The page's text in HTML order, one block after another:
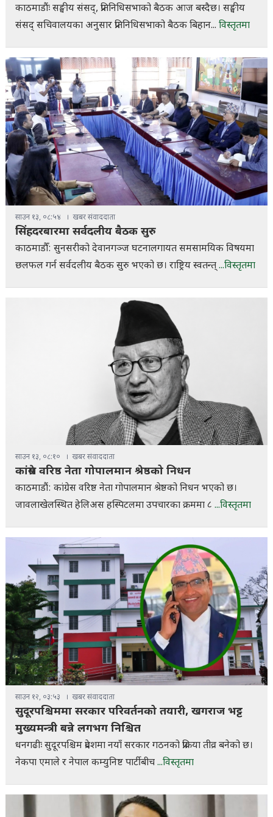
काठमाडौंः सङ्घीय संसद्, प्रतिनिधिसभाको बैठक आज बस्दैछ। सङ्घीय
संसद् सचिवालयका अनुसार प्रतिनिधिसभाको बैठक बिहान... विस्तृतमा
साउन १३, ०८:५४ खबर संवाददाता
सिंहदरबारमा सर्वदलीय बैठक सुरु
काठमाडौँ: सुनसरीको देवानगञ्ज घटनालगायत समसामयिक विषयमा
छलफल गर्न सर्वदलीय बैठक सुरु भएको छ। राष्ट्रिय स्वतन्त्...विस्तृतमा
साउन १३, ०८:१० खबर संवाददाता
कांग्रेस वरिष्ठ नेता गोपालमान श्रेष्ठको निधन
काठमाडौं: कांग्रेस वरिष्ठ नेता गोपालमान श्रेष्ठको निधन भएको छ।
जावलाखेलस्थित हेलिअस हस्पिटलमा उपचारका क्रममा ८ ...विस्तृतमा
साउन १२, ०३:५३ खबर संवाददाता
सुदूरपश्चिममा सरकार परिवर्तनको तयारी, खगराज भट्ट
मुख्यमन्त्री बन्ने लगभग निश्चित
धनगढीः सुदूरपश्चिम प्रदेशमा नयाँ सरकार गठनको प्रक्रिया तीव्र बनेको छ।
नेकपा एमाले र नेपाल कम्युनिष्ट पार्टीबीच...विस्तृतमा